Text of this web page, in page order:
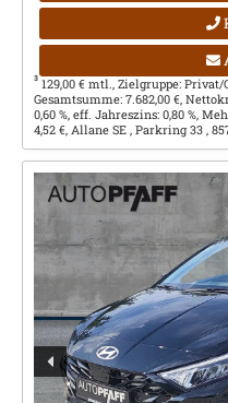
3 129,00 € mtl., Zielgruppe: Privat/
Gesamtsumme: 7.682,00 €,
0,60 %, eff. Jahreszins: 0,80 %,
4,52 €, Allane SE , Parkring 33 ,